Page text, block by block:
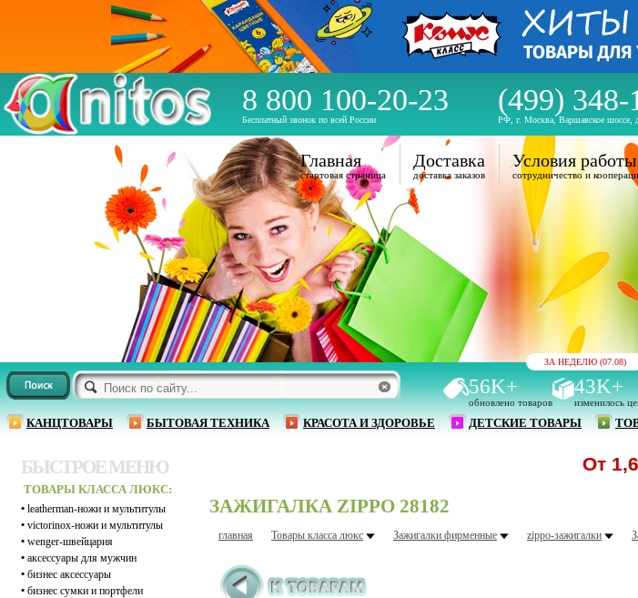
8 800 100-20-23
Бесплатный звонок по всей России
(499) 348-
РФ, г. Москва, Варшавское шоссе,
ЗА НЕДЕЛЮ (07.08)
56K+
обновлено товаров
43K+
изменилось
КАНЦТОВАРЫ БЫТОВАЯ ТЕХНИКА КРАСОТА И ЗДОРОВЬЕ ДЕТСКИЕ ТОВАРЫ
Главная
стартовая страница
Доставка
доставка заказов
Условия работы
сотрудничество и
БЫСТРОЕ МЕНЮ
ТОВАРЫ КЛАССА ЛЮКС:
• leatherman-ножи и мультитулы
• victorinox-ножи и мультитулы
• wenger-швейцария
• аксессуары для мужчин
• бизнес аксессуары
• бизнес сумки и портфели
От 1,62 р.
ЗАЖИГАЛКА ZIPPO 28182
главная Товары класса люкс Зажигалки фирменные zippo-зажигалки